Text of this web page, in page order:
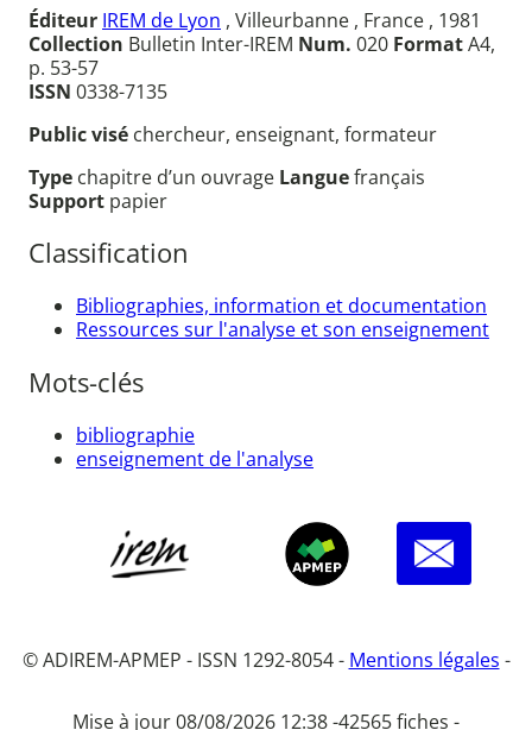
Éditeur IREM de Lyon , Villeurbanne , France , 1981
Collection Bulletin Inter-IREM Num. 020 FormatA4,
p. 53-57
ISSN 0338-7135
Public visé chercheur, enseignant, formateur
Type chapitre d’un ouvrage Languefrançais
Support papier
Classification
Bibliographies, information et documentation
Ressources sur l'analyse et son enseignement
Mots-clés
bibliographie
enseignement de l'analyse
© ADIREM-APMEP - ISSN 1292-8054 - Mentions légales -
Mise à jour 08/08/2026 12:38 -42565 fiches -